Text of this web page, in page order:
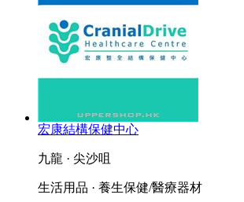
宏康結構保健中心
九龍 · 尖沙咀
生活用品 · 養生保健/醫療器材